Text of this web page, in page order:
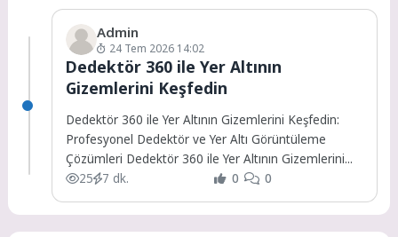
Admin
24 Tem 2026 14:02
Dedektör 360 ile Yer Altının
Gizemlerini Keşfedin
Dedektör 360 ile Yer Altının Gizemlerini Keşfedin:
Profesyonel Dedektör ve Yer Altı Görüntüleme
Çözümleri Dedektör 360 ile Yer Altının Gizemlerini...
25
7 dk. 0 0